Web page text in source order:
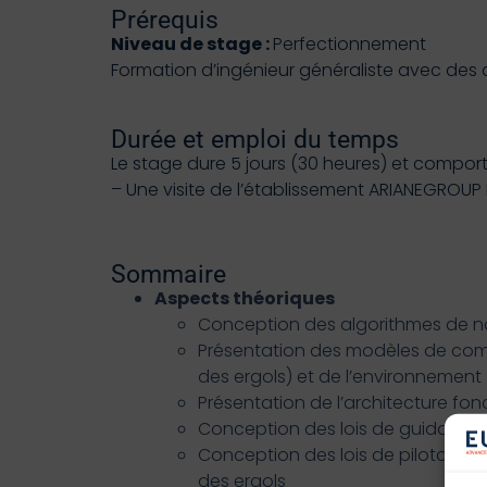
Prérequis
Niveau de stage :Perfectionnement
Formation d’ingénieur généraliste avec
Durée et emploi du temps
Le stage dure 5 jours (30 heures) et
– Une visite de l’établissement
Sommaire
Aspects théoriques
Conception des algorithmes de
Présentation des modèles de
des ergols) et de
Présentation de l’architecture
Conception des lois de guidage
Conception des lois de pilotage
des ergols